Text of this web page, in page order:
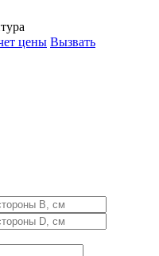
цены Вызвать